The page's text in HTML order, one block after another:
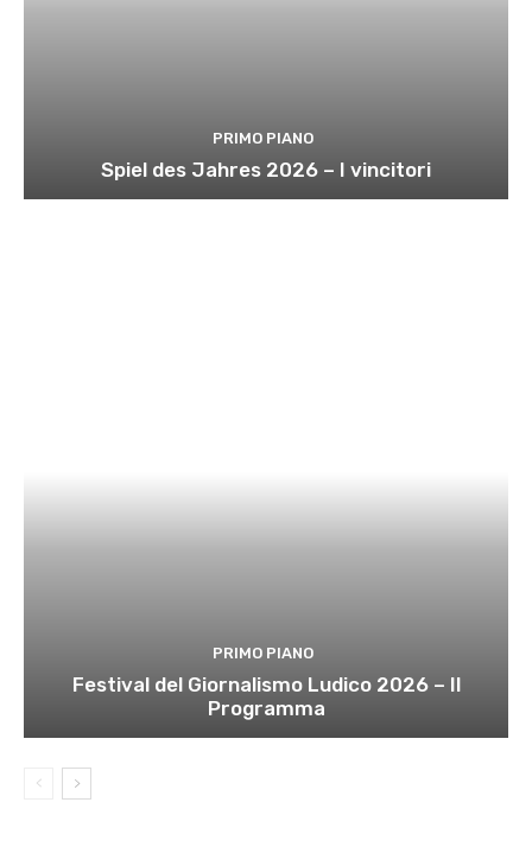
PRIMO PIANO
Spiel des Jahres 2026 – I vincitori
PRIMO PIANO
Festival del Giornalismo Ludico 2026 – Il
Programma